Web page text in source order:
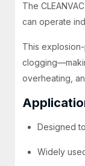
The
can operate
This
overheating,
Designed
Widely